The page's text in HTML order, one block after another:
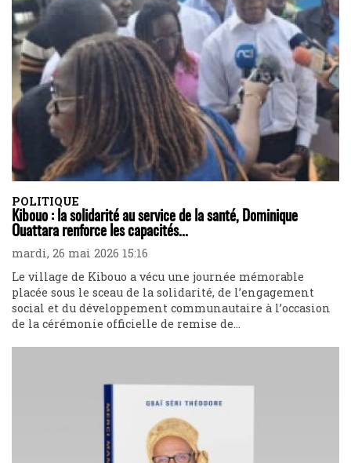
POLITIQUE
Kibouo : la solidarité au service de la santé, Dominique
Ouattara renforce les capacités...
mardi, 26 mai 2026 15:16
Le village de Kibouo a vécu une journée mémorable
placée sous le sceau de la solidarité, de l’engagement
social et du développement communautaire à l’occasion
de la cérémonie officielle de remise de...